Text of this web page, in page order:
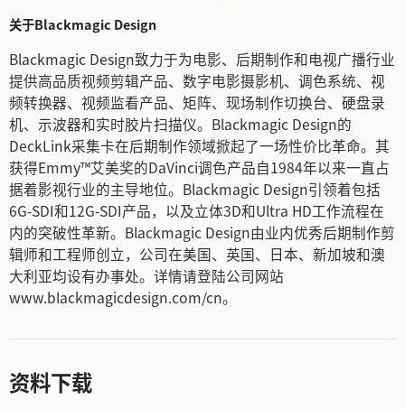
关于Blackmagic Design
Blackmagic Design致力于为电影、后期制作和电视广播行业
提供高品质视频剪辑产品、数字电影摄影机、调色系统、视
频转换器、视频监看产品、矩阵、现场制作切换台、硬盘录
机、示波器和实时胶片扫描仪。Blackmagic Design的
DeckLink采集卡在后期制作领域掀起了一场性价比革命。其
获得Emmy™艾美奖的DaVinci调色产品自1984年以来一直占
据着影视行业的主导地位。Blackmagic Design引领着包括
6G-SDI和12G-SDI产品，以及立体3D和Ultra HD工作流程在
内的突破性革新。Blackmagic Design由业内优秀后期制作剪
辑师和工程师创立，公司在美国、英国、日本、新加坡和澳
大利亚均设有办事处。详情请登陆公司网站
www.blackmagicdesign.com/cn。
资料下载